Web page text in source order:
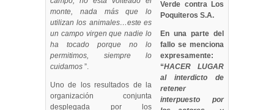
monte, nada más que lo
utilizan los animales…este es
un campo virgen que nadie lo
ha tocado porque no lo
permitimos, siempre lo
cuidamos ”.
Uno de los resultados de la
organización conjunta
desplegada por los
Verde contra Los
Poquiteros S.A.
En una parte del
fallo se menciona
expresamente:
“HACER LUGAR
al interdicto de
retener
interpuesto por